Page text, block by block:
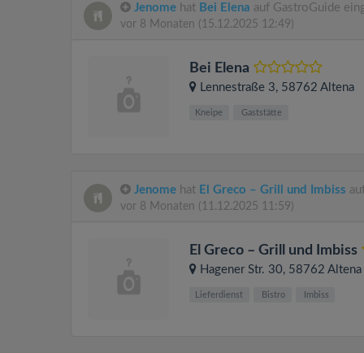
Jenome hat Bei Elena auf GastroGuide
vor 8 Monaten (15.12.2025 12:49)
Bei Elena
Lennestraße 3, 58762 Altena
Kneipe Gaststätte
Jenome hat El Greco – Grill und Imbiss
vor 8 Monaten (11.12.2025 11:59)
El Greco – Grill und Imbiss
Hagener Str. 30, 58762 Altena
Lieferdienst Bistro Imbiss